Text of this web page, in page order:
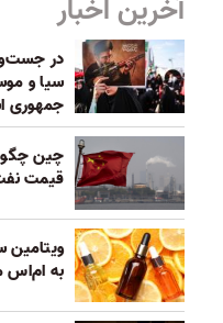
آخرین اخبار
در
سیا و
جمهوری
چین
قیمت
به ام‌اس